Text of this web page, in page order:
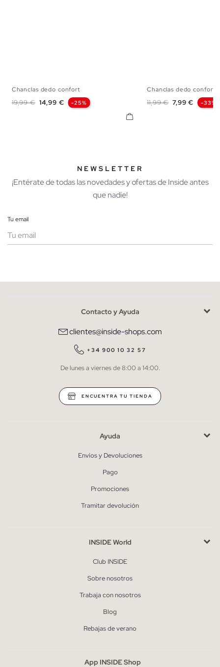
Chanclas dedo confort
Precio base
19,99 € Precio
14,99 € -25%
Chanclas dedo confort
Precio base
11,99 € Precio
7,99 € -33%
NEWSLETTER
¡Entérate de todas las novedades y ofertas de Inside antes
que nadie!
Tu email
He leído y entiendo lapolítica de privacidad
QUIERO SUSCRIBIRME
* Puedes cancelar la suscripción en cualquier momento.
Contacto y Ayuda
clientes@inside-shops.com
+34 900 10 32 57
De lunes a viernes de 8:00 a 14:00.
ENCUENTRA TU TIENDA
Ayuda
Envíos y Devoluciones
Pago
Promociones
Tramitar devolución
INSIDE World
Club INSIDE
Sobre nosotros
Trabaja con nosotros
Blog
Rebajas de verano
App INSIDE Shop